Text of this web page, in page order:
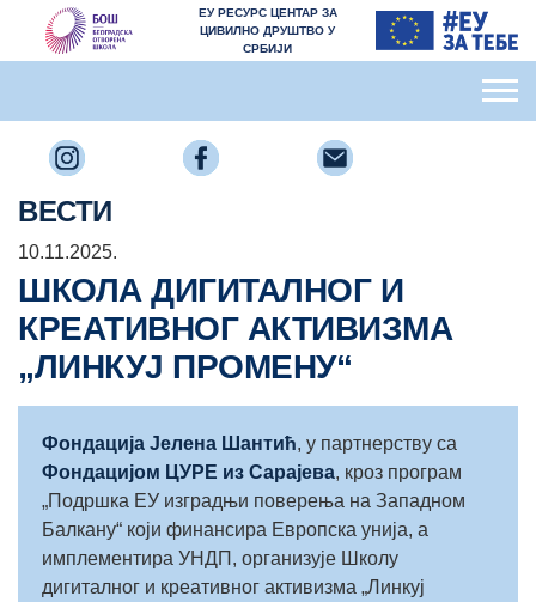
ЕУ РЕСУРС ЦЕНТАР ЗА
ЦИВИЛНО ДРУШТВО У
СРБИЈИ
ВЕСТИ
10.11.2025.
ШКОЛА ДИГИТАЛНОГ И
КРЕАТИВНОГ АКТИВИЗМА
„ЛИНКУЈ ПРОМЕНУ“
Фондација Јелена Шантић, у партнерству са
Фондацијом ЦУРЕ из Сарајева, кроз програм
„Подршка ЕУ изградњи поверења на Западном
Балкану“ који финансира Европска унија, а
имплементира УНДП, организује Школу
дигиталног и креативног активизма „Линкуј